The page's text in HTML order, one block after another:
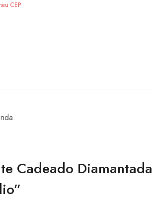
CEP
Cadeado Diamantada